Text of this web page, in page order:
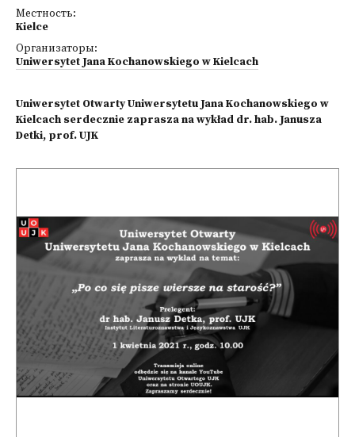
Местность:
Kielce
Организаторы:
Uniwersytet Jana Kochanowskiego w Kielcach
Uniwersytet Otwarty Uniwersytetu Jana Kochanowskiego w
Kielcach serdecznie zaprasza na wykład dr. hab. Janusza
Detki, prof. UJK